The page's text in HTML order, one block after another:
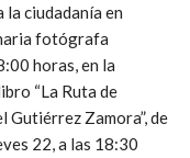
ciudadanía en
fotógrafa
horas, en la
“La Ruta de
Gutiérrez Zamora”, de
22, a las 18:30